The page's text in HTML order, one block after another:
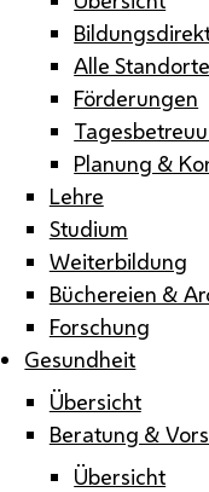
Alle Standorte
Förderungen
Planung &
Lehre
Studium
Weiterbildung
Büchereien &
Forschung
Gesundheit
Übersicht
Beratung &
Übersicht